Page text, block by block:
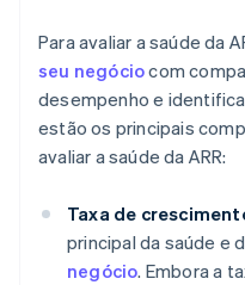
Para avaliar a saúde da
seu negóciocom
desempenho e
estão os principais
avaliar a saúde da ARR:
Taxa de
principal da saúde e
negócio. Embora a